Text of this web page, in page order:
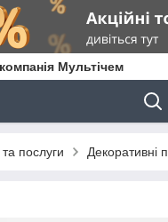
Мультічем
послуги Декоративні